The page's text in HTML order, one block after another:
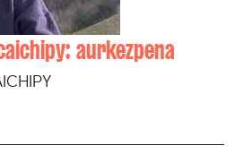
aurkezpena